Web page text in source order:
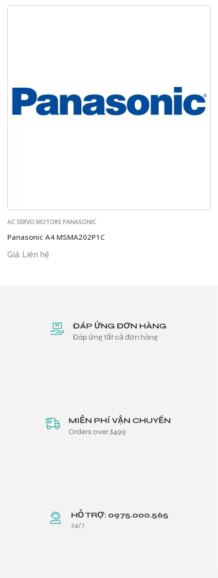
AC SERVO MOTORS PANASONIC
Panasonic A4 MSMA202P1C
Giá: Liên hệ
ĐÁP ỨNG ĐƠN HÀNG
Đáp ứng tất cả đơn hàng
MIỄN PHÍ VẬN CHUYỂN
Orders over $499
HỖ TRỢ: 0975.000.565
24/7